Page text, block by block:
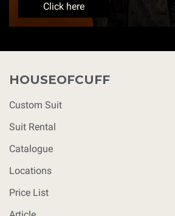
Click here
HOUSEOFCUFF
Custom Suit
Suit Rental
Catalogue
Locations
Price List